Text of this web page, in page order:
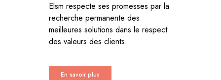
Elsm respecte ses promesses par la
recherche permanente des
meilleures solutions dans le respect
des valeurs des clients.
En savoir plus